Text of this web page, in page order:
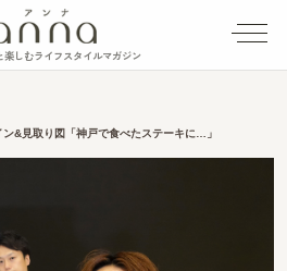
楽しむライフスタイルマガジン
ン&見取り図「神戸で食べたステーキに…」